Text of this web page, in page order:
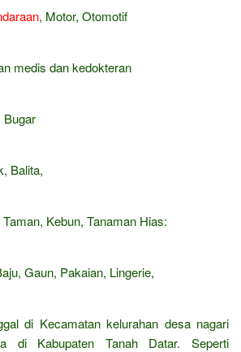
, Motor, Otomotif
medis dan kedokteran
Bugar
Balita,
Kebun, Tanaman Hias:
Gaun, Pakaian, Lingerie,
di Kecamatan kelurahan desa nagari
di Kabupaten Tanah Datar. Seperti